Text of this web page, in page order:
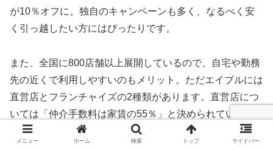
が10％オフに。独自のキャンペーンも多く、なるべく安
く引っ越したい方にはぴったりです。
また、全国に800店舗以上展開しているので、自宅や勤務
先の近くで利用しやすいのもメリット。ただエイブルには
直営店とフランチャイズの2種類があります。直営店につ
いては「仲介手数料は家賃の55％」と決められています
が、フランチャイズ店は「各店舗にお問い合わせくださ
メニュー ホーム 検索 トップ サイドバー